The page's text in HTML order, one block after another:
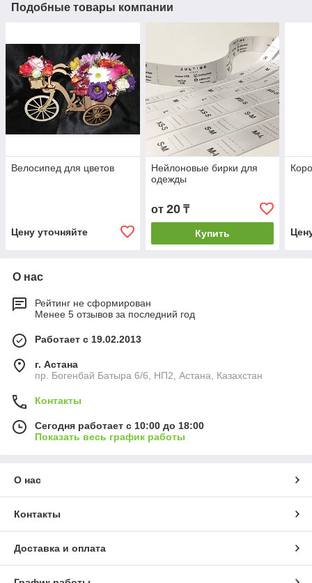
Подобные товары компании
Велосипед для цветов
Цену уточняйте
Нейлоновые бирки для
одежды
от 20₸
Купить
О нас
Рейтинг не сформирован
Менее 5 отзывов за последний год
Работает с 19.02.2013
г. Астана
пр. Богенбай Батыра 6/6, НП2, Астана, Казахстан
Контакты
Сегодня работает с 10:00 до 18:00
Показать весь график работы
О нас
Контакты
Доставка и оплата